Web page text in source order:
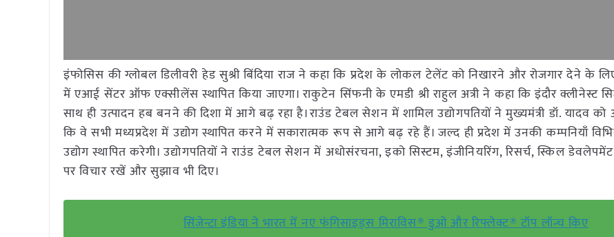
इंफोसिस की ग्लोबल डिलीवरी हेड सुश्री बिंदिया राज ने कहा कि प्रदेश के लोकल टेलेंट को निखारने और रोजगार देने के
में एआई सेंटर ऑफ एक्सीलेंस स्थापित किया जाएगा। राकुटेन सिंफनी के एमडी श्री राहुल अत्री ने कहा कि इंदौर क्लीनेस्ट
साथ ही उत्पादन हब बनने की दिशा में आगे बढ़ रहा है।राउंड टेबल सेशन में शामिल उद्योगपतियों ने मुख्यमंत्री डॉ. यादव को
कि वे सभी मध्यप्रदेश में उद्योग स्थापित करने में सकारात्मक रूप से आगे बढ़ रहे हैं। जल्द ही प्रदेश में उनकी कम्पनियाँ
उद्योग स्थापित करेगी। उद्योगपतियों ने राउंड टेबल सेशन में अधोसंरचना, इको सिस्टम, इंजीनियरिंग, रिसर्च, स्किल
पर विचार रखें और सुझाव भी दिए।
सिंजेन्टा इंडिया ने भारत में नए फंगिसाइड्स मिराविस® डुओ और रिफ्लेक्ट® टॉप लॉन्च किए